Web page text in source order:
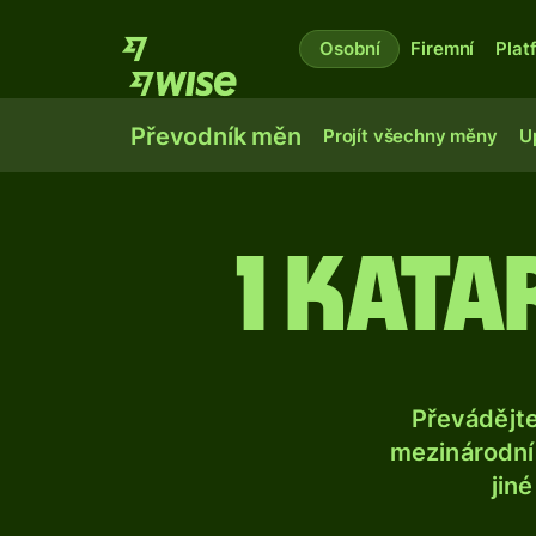
Osobní Firemní
Převodník měn Projít všechny měny
1